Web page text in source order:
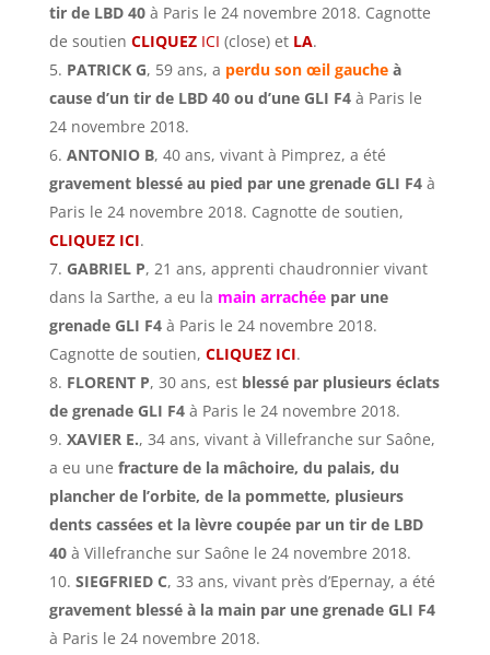
tir de LBD 40à Paris le 24 novembre 2018. Cagnotte
de soutien CLIQUEZICI (close) et LA.
PATRICK G, 59 ans, a perdu son œil gaucheà
cause d’un tir de LBD 40 ou d’une GLI F4à Paris le
24 novembre 2018.
ANTONIO B, 40 ans, vivant à Pimprez, a été
gravement blessé au pied par une grenade GLI F4à
Paris le 24 novembre 2018. Cagnotte de soutien,
CLIQUEZ ICI.
GABRIEL P, 21 ans, apprenti chaudronnier vivant
dans la Sarthe, a eu la main arrachée par une
grenade GLI F4à Paris le 24 novembre 2018.
Cagnotte de soutien, CLIQUEZ ICI.
FLORENT P, 30 ans, est blessé par plusieurs éclats
de grenade GLI F4à Paris le 24 novembre 2018.
XAVIER E., 34 ans, vivant à Villefranche sur Saône,
a eu une fracture de la mâchoire, du palais, du
plancher de l’orbite, de la pommette, plusieurs
dents cassées et la lèvre coupée par un tir de LBD
40à Villefranche sur Saône le 24 novembre 2018.
SIEGFRIED C, 33 ans, vivant près d’Epernay, a été
gravement blessé à la main par une grenade GLI F4
à Paris le 24 novembre 2018.